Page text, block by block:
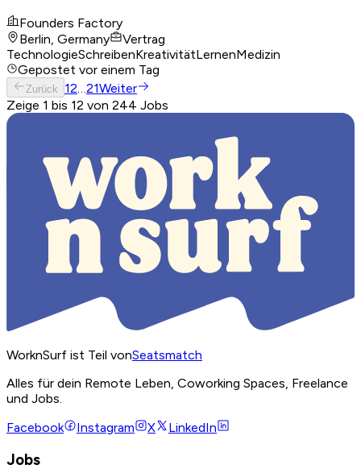
Founders Factory
Berlin, Germany
Vertrag
TechnologieSchreibenKreativitätLernenMedizin
Gepostet vor einem Tag
Zurück 12 21Weiter
Zeige 1 bis 12 von 244 Jobs
WorknSurf ist Teil vonSeatsmatch
Alles für dein Remote Leben, Coworking Spaces, Freelance
und Jobs.
Facebook
Instagram X LinkedIn
Jobs